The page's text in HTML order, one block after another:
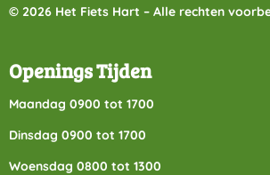
© 2026 Het Fiets Hart – Alle rechten
Openings Tijden
Maandag 0900 tot 1700
Dinsdag 0900 tot 1700
Woensdag 0800 tot 1300